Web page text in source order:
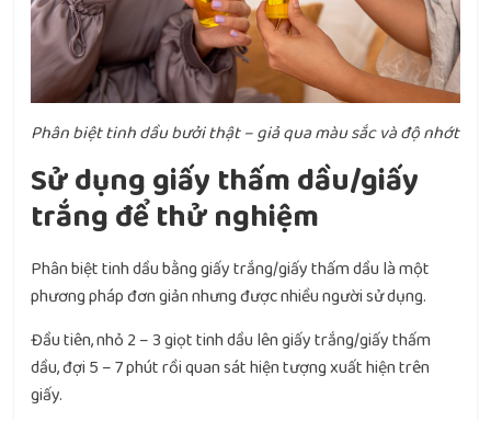
Phân biệt tinh dầu bưởi thật – giả qua màu sắc và độ nhớt
Sử dụng giấy thấm dầu/giấy
trắng để thử nghiệm
Phân biệt tinh dầu bằng giấy trắng/giấy thấm dầu là một
phương pháp đơn giản nhưng được nhiều người sử dụng.
Đầu tiên, nhỏ 2 – 3 giọt tinh dầu lên giấy trắng/giấy thấm
dầu, đợi 5 – 7 phút rồi quan sát hiện tượng xuất hiện trên
giấy.